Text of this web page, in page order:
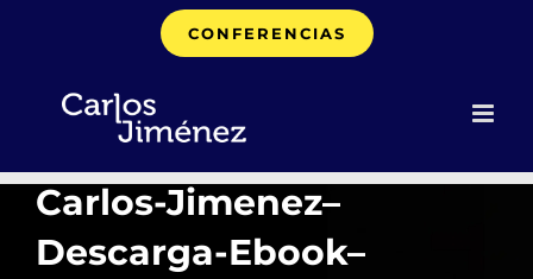
CONFERENCIAS
Carlos-Jimenez–
Descarga-Ebook–